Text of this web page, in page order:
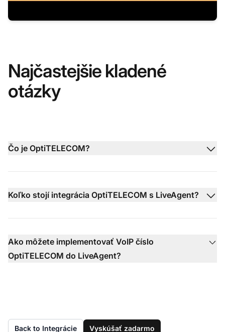
Najčastejšie kladené
otázky
Čo je OptiTELECOM?
Koľko stojí integrácia OptiTELECOM s LiveAgent?
Ako môžete implementovať VoIP číslo
OptiTELECOM do LiveAgent?
Back to Integrácie Vyskúšať zadarmo